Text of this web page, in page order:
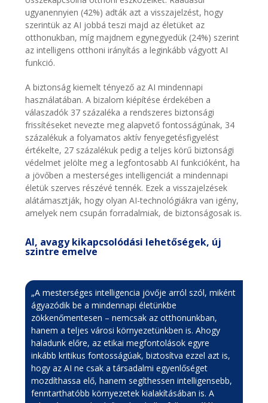
ugyanennyien (42%) adták azt a visszajelzést, hogy
szerintük az AI jobbá teszi majd az életüket az
otthonukban, míg majdnem egynegyedük (24%) szerint
az intelligens otthoni irányítás a leginkább vágyott AI
funkció.
A biztonság kiemelt tényező az AI mindennapi
használatában. A bizalom kiépítése érdekében a
válaszadók 37 százaléka a rendszeres biztonsági
frissítéseket nevezte meg alapvető fontosságúnak, 34
százalékuk a folyamatos aktív fenyegetésfigyelést
értékelte, 27 százalékuk pedig a teljes körű biztonsági
védelmet jelölte meg a legfontosabb AI funkcióként, ha
a jövőben a mesterséges intelligenciát a mindennapi
életük szerves részévé tennék. Ezek a visszajelzések
alátámasztják, hogy olyan AI-technológiákra van igény,
amelyek nem csupán forradalmiak, de biztonságosak is.
AI, avagy kikapcsolódási lehetőségek, új
szintre emelve
„A mesterséges intelligencia jövője arról szól, miként
ágyazódik be a mindennapi életünkbe
zökkenőmentesen – nemcsak az otthonunkban,
hanem a teljes városi környezetünkben is. Ahogy
haladunk előre, az etikai megfontolások egyre
inkább kritikus fontosságúak, biztosítva ezzel azt is,
hogy az AI ne csak a társadalmi egyenlőséget
mozdíthassa elő, hanem segíthessen intelligensebb,
fenntarthatóbb környezetek kialakításában is. A